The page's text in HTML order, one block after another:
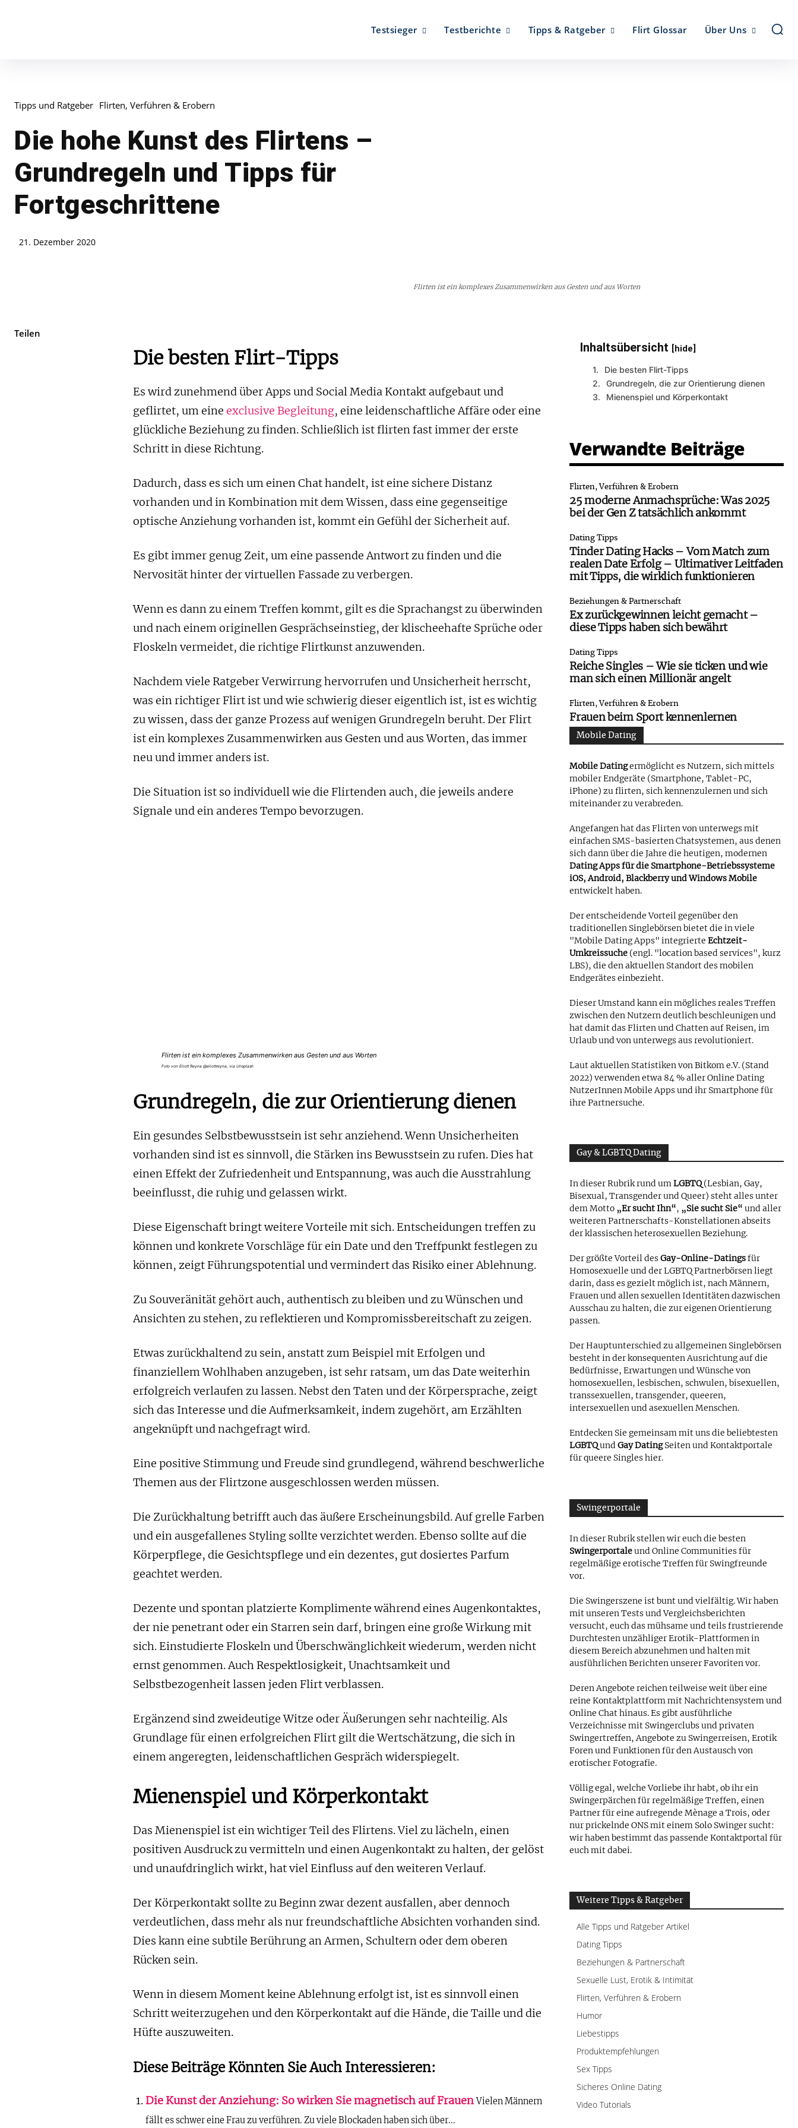
Testsieger Testberichte Tipps & Ratgeber Flirt Glossar Über Uns
Tipps und Ratgeber Flirten, Verführen & Erobern
Die hohe Kunst des Flirtens –
Grundregeln und Tipps für
Fortgeschrittene
21. Dezember 2020
Flirten ist ein komplexes Zusammenwirken aus Gesten und aus Worten
Teilen
Die besten Flirt-Tipps
Es wird zunehmend über Apps und Social Media Kontakt aufgebaut und
geflirtet, um eineexclusive Begleitung, eine leidenschaftliche Affäre oder eine
glückliche Beziehung zu finden. Schließlich ist flirten fast immer der erste
Schritt in diese Richtung.
Dadurch, dass es sich um einen Chat handelt, ist eine sichere Distanz
vorhanden und in Kombination mit dem Wissen, dass eine gegenseitige
optische Anziehung vorhanden ist, kommt ein Gefühl der Sicherheit auf.
Es gibt immer genug Zeit, um eine passende Antwort zu finden und die
Nervosität hinter der virtuellen Fassade zu verbergen.
Wenn es dann zu einem Treffen kommt, gilt es die Sprachangst zu überwinden
und nach einem originellen Gesprächseinstieg, der klischeehafte Sprüche oder
Floskeln vermeidet, die richtige Flirtkunst anzuwenden.
Nachdem viele Ratgeber Verwirrung hervorrufen und Unsicherheit herrscht,
was ein richtiger Flirt ist und wie schwierig dieser eigentlich ist, ist es wichtig
zu wissen, dass der ganze Prozess auf wenigen Grundregeln beruht. Der Flirt
ist ein komplexes Zusammenwirken aus Gesten und aus Worten, das immer
neu und immer anders ist.
Die Situation ist so individuell wie die Flirtenden auch, die jeweils andere
Signale und ein anderes Tempo bevorzugen.
Flirten ist ein komplexes Zusammenwirken aus Gesten und aus Worten
Foto von Eliott Reyna @eliottreyna, via Unsplash
Grundregeln, die zur Orientierung dienen
Ein gesundes Selbstbewusstsein ist sehr anziehend. Wenn Unsicherheiten
vorhanden sind ist es sinnvoll, die Stärken ins Bewusstsein zu rufen. Dies hat
einen Effekt der Zufriedenheit und Entspannung, was auch die Ausstrahlung
beeinflusst, die ruhig und gelassen wirkt.
Diese Eigenschaft bringt weitere Vorteile mit sich. Entscheidungen treffen zu
können und konkrete Vorschläge für ein Date und den Treffpunkt festlegen zu
können, zeigt Führungspotential und vermindert das Risiko einer Ablehnung.
Zu Souveränität gehört auch, authentisch zu bleiben und zu Wünschen und
Ansichten zu stehen, zu reflektieren und Kompromissbereitschaft zu zeigen.
Etwas zurückhaltend zu sein, anstatt zum Beispiel mit Erfolgen und
finanziellem Wohlhaben anzugeben, ist sehr ratsam, um das Date weiterhin
erfolgreich verlaufen zu lassen. Nebst den Taten und der Körpersprache, zeigt
sich das Interesse und die Aufmerksamkeit, indem zugehört, am Erzählten
angeknüpft und nachgefragt wird.
Eine positive Stimmung und Freude sind grundlegend, während beschwerliche
Themen aus der Flirtzone ausgeschlossen werden müssen.
Die Zurückhaltung betrifft auch das äußere Erscheinungsbild. Auf grelle Farben
und ein ausgefallenes Styling sollte verzichtet werden. Ebenso sollte auf die
Körperpflege, die Gesichtspflege und ein dezentes, gut dosiertes Parfum
geachtet werden.
Dezente und spontan platzierte Komplimente während eines Augenkontaktes,
der nie penetrant oder ein Starren sein darf, bringen eine große Wirkung mit
sich. Einstudierte Floskeln und Überschwänglichkeit wiederum, werden nicht
ernst genommen. Auch Respektlosigkeit, Unachtsamkeit und
Selbstbezogenheit lassen jeden Flirt verblassen.
Ergänzend sind zweideutige Witze oder Äußerungen sehr nachteilig. Als
Grundlage für einen erfolgreichen Flirt gilt die Wertschätzung, die sich in
einem angeregten, leidenschaftlichen Gespräch widerspiegelt.
Mienenspiel und Körperkontakt
Das Mienenspiel ist ein wichtiger Teil des Flirtens. Viel zu lächeln, einen
positiven Ausdruck zu vermitteln und einen Augenkontakt zu halten, der gelöst
und unaufdringlich wirkt, hat viel Einfluss auf den weiteren Verlauf.
Der Körperkontakt sollte zu Beginn zwar dezent ausfallen, aber dennoch
verdeutlichen, dass mehr als nur freundschaftliche Absichten vorhanden sind.
Dies kann eine subtile Berührung an Armen, Schultern oder dem oberen
Rücken sein.
Wenn in diesem Moment keine Ablehnung erfolgt ist, ist es sinnvoll einen
Schritt weiterzugehen und den Körperkontakt auf die Hände, die Taille und die
Hüfte auszuweiten.
Diese Beiträge Könnten Sie Auch Interessieren:
Die Kunst der Anziehung: So wirken Sie magnetisch auf Frauen Vielen Männern
fällt es schwer eine Frau zu verführen. Zu viele Blockaden haben sich über...
Inhaltsübersicht [hide]
Die besten Flirt-Tipps
Grundregeln, die zur Orientierung dienen
Mienenspiel und Körperkontakt
Verwandte Beiträge
Flirten, Verführen & Erobern
25 moderne Anmachsprüche: Was 2025
bei der Gen Z tatsächlich ankommt
Dating Tipps
Tinder Dating Hacks – Vom Match zum
realen Date Erfolg – Ultimativer Leitfaden
mit Tipps, die wirklich funktionieren
Beziehungen & Partnerschaft
Ex zurückgewinnen leicht gemacht –
diese Tipps haben sich bewährt
Dating Tipps
Reiche Singles – Wie sie ticken und wie
man sich einen Millionär angelt
Flirten, Verführen & Erobern
Frauen beim Sport kennenlernen
Mobile Dating
Mobile Datingermöglicht es Nutzern, sich mittels
mobiler Endgeräte (Smartphone, Tablet-PC,
iPhone) zu flirten, sich kennenzulernen und sich
miteinander zu verabreden.
Angefangen hat das Flirten von unterwegs mit
einfachen SMS-basierten Chatsystemen, aus denen
sich dann über die Jahre die heutigen, modernen
Dating Apps für die Smartphone-Betriebssysteme
iOS, Android, Blackberry und Windows Mobile
entwickelt haben.
Der entscheidende Vorteil gegenüber den
traditionellen Singlebörsen bietet die in viele
"Mobile Dating Apps" integrierteEchtzeit-
Umkreissuche (engl. "location based services", kurz
LBS), die den aktuellen Standort des mobilen
Endgerätes einbezieht.
Dieser Umstand kann ein mögliches reales Treffen
zwischen den Nutzern deutlich beschleunigen und
hat damit das Flirten und Chatten auf Reisen, im
Urlaub und von unterwegs aus revolutioniert.
Laut aktuellen Statistiken von Bitkom e.V. (Stand
2022) verwenden etwa 84 % aller Online Dating
NutzerInnen Mobile Apps und ihr Smartphone für
ihre Partnersuche.
Gay & LGBTQ Dating
In dieser Rubrik rund umLGBTQ(Lesbian, Gay,
Bisexual, Transgender und Queer) steht alles unter
dem Motto „Er sucht Ihn“, „Sie sucht Sie“ und aller
weiteren Partnerschafts-Konstellationen abseits
der klassischen heterosexuellen Beziehung.
Der größte Vorteil desGay-Online-Datingsfür
Homosexuelle und der LGBTQ Partnerbörsen liegt
darin, dass es gezielt möglich ist, nach Männern,
Frauen und allen sexuellen Identitäten dazwischen
Ausschau zu halten, die zur eigenen Orientierung
passen.
Der Hauptunterschied zu allgemeinen Singlebörsen
besteht in der konsequenten Ausrichtung auf die
Bedürfnisse, Erwartungen und Wünsche von
homosexuellen, lesbischen, schwulen, bisexuellen,
transsexuellen, transgender, queeren,
intersexuellen und asexuellen Menschen.
Entdecken Sie gemeinsam mit uns die beliebtesten
LGBTQundGay DatingSeiten und Kontaktportale
für queere Singles hier.
Swingerportale
In dieser Rubrik stellen wir euch die besten
Swingerportaleund Online Communities für
regelmäßige erotische Treffen für Swingfreunde
vor.
Die Swingerszene ist bunt und vielfältig. Wir haben
mit unseren Tests und Vergleichsberichten
versucht, euch das mühsame und teils frustrierende
Durchtesten unzähliger Erotik-Plattformen in
diesem Bereich abzunehmen und halten mit
ausführlichen Berichten unserer Favoriten vor.
Deren Angebote reichen teilweise weit über eine
reine Kontaktplattform mit Nachrichtensystem und
Online Chat hinaus. Es gibt ausführliche
Verzeichnisse mit Swingerclubs und privaten
Swingertreffen, Angebote zu Swingerreisen, Erotik
Foren und Funktionen für den Austausch von
erotischer Fotografie.
Völlig egal, welche Vorliebe ihr habt, ob ihr ein
Swingerpärchen für regelmäßige Treffen, einen
Partner für eine aufregende Mènage a Trois, oder
nur prickelnde ONS mit einem Solo Swinger sucht:
wir haben bestimmt das passende Kontaktportal für
euch mit dabei.
Weitere Tipps & Ratgeber
Alle Tipps und Ratgeber Artikel
Dating Tipps
Beziehungen & Partnerschaft
Sexuelle Lust, Erotik & Intimität
Flirten, Verführen & Erobern
Humor
Liebestipps
Produktempfehlungen
Sex Tipps
Sicheres Online Dating
Video Tutorials